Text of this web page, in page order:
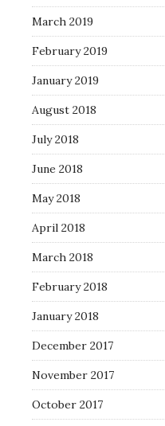
March 2019
February 2019
January 2019
August 2018
July 2018
June 2018
May 2018
April 2018
March 2018
February 2018
January 2018
December 2017
November 2017
October 2017